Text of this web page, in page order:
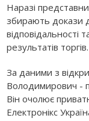
Наразі
збирають докази
результатів торгів.
За даними з
Володимирович -
Він очолює
Електронікс